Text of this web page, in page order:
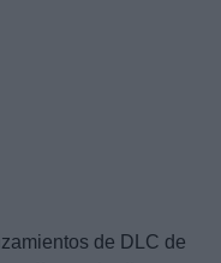
de DLC de